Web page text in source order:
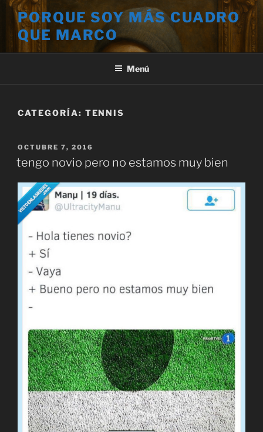
Saltar
contenido
PORQUE SOY MÁS CUADRO
QUE MARCO
Menú
CATEGORÍA: TENNIS
PUBLICADO
EL
OCTUBRE 7, 2016
tengo novio pero no estamos muy bien